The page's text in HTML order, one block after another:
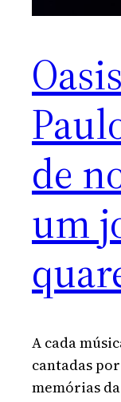
de
um
A cada
cantadas
memórias